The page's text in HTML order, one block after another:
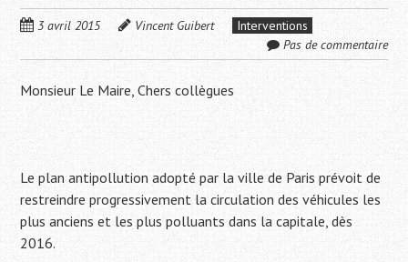
3 avril 2015 Vincent Guibert
Interventions
Pas de commentaire
Monsieur Le Maire, Chers collègues
Le plan antipollution adopté par la ville de Paris prévoit de
restreindre progressivement la circulation des véhicules les
plus anciens et les plus polluants dans la capitale, dès
2016.